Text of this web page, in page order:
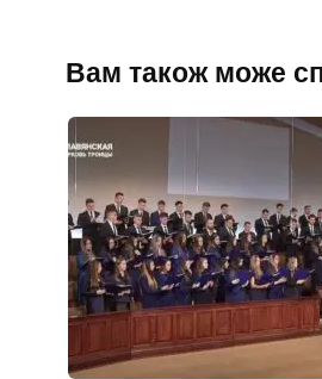
Вам також може